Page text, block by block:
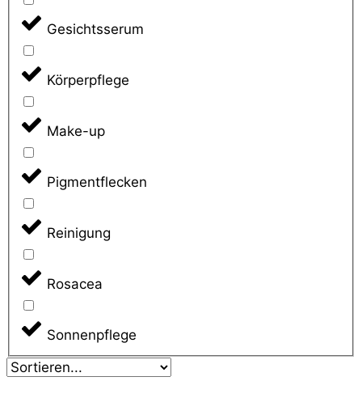
Gesichtsserum
Körperpflege
Make-up
Pigmentflecken
Reinigung
Rosacea
Sonnenpflege